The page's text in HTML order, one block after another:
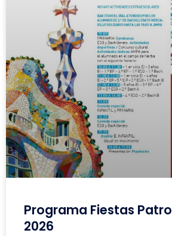
Programa Fiestas
2026